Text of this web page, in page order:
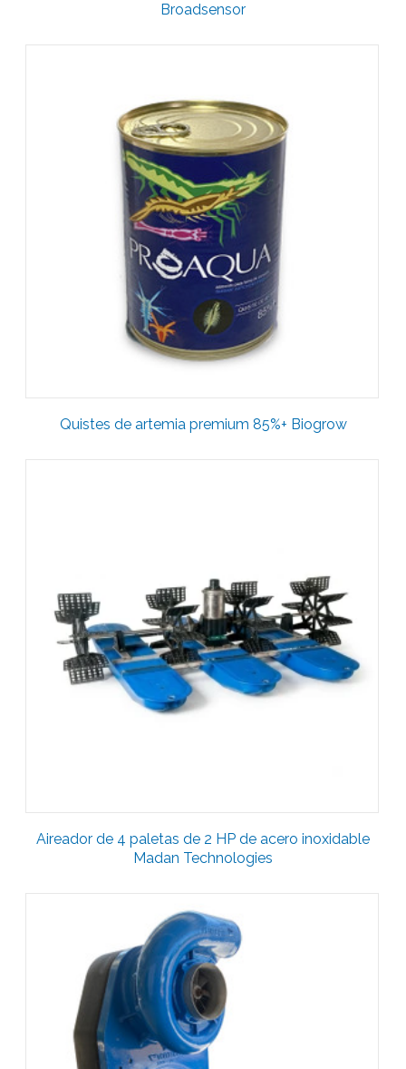
Broadsensor
Quistes de artemia premium 85%+ Biogrow
Aireador de 4 paletas de 2 HP de acero inoxidable
Madan Technologies